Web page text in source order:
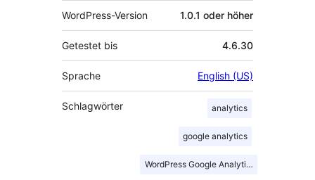
WordPress-Version 1.0.1 oder höher
Getestet bis 4.6.30
Sprache English (US)
Schlagwörter analytics
google analytics
WordPress Google Analytics